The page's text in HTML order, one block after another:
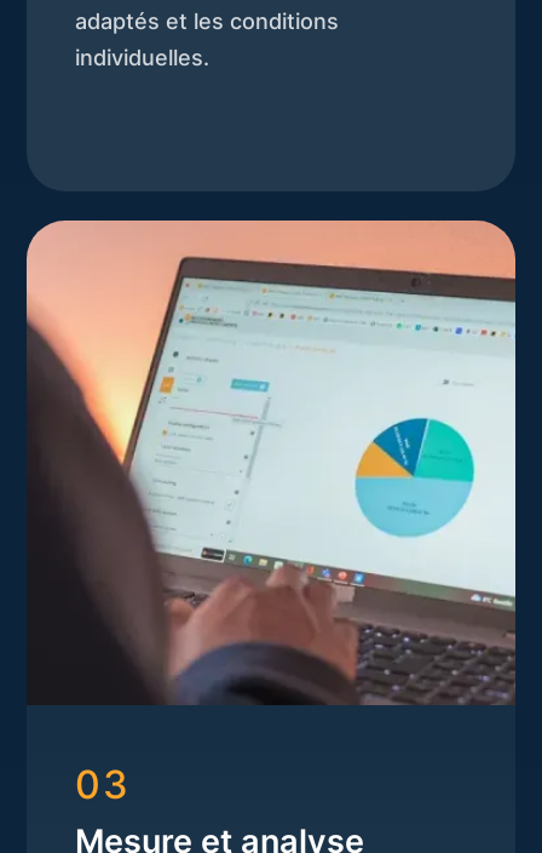
adaptés et les conditions
individuelles.
03
Mesure et analyse